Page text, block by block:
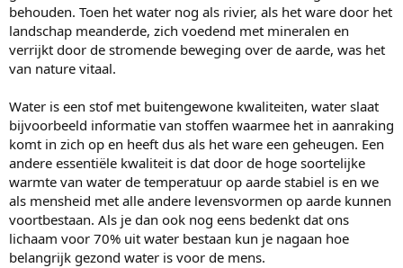
behouden. Toen het water nog als rivier, als het ware door het
landschap meanderde, zich voedend met mineralen en
verrijkt door de stromende beweging over de aarde, was het
van nature vitaal.
Water is een stof met buitengewone kwaliteiten, water slaat
bijvoorbeeld informatie van stoffen waarmee het in aanraking
komt in zich op en heeft dus als het ware een geheugen. Een
andere essentiële kwaliteit is dat door de hoge soortelijke
warmte van water de temperatuur op aarde stabiel is en we
als mensheid met alle andere levensvormen op aarde kunnen
voortbestaan. Als je dan ook nog eens bedenkt dat ons
lichaam voor 70% uit water bestaan kun je nagaan hoe
belangrijk gezond water is voor de mens.